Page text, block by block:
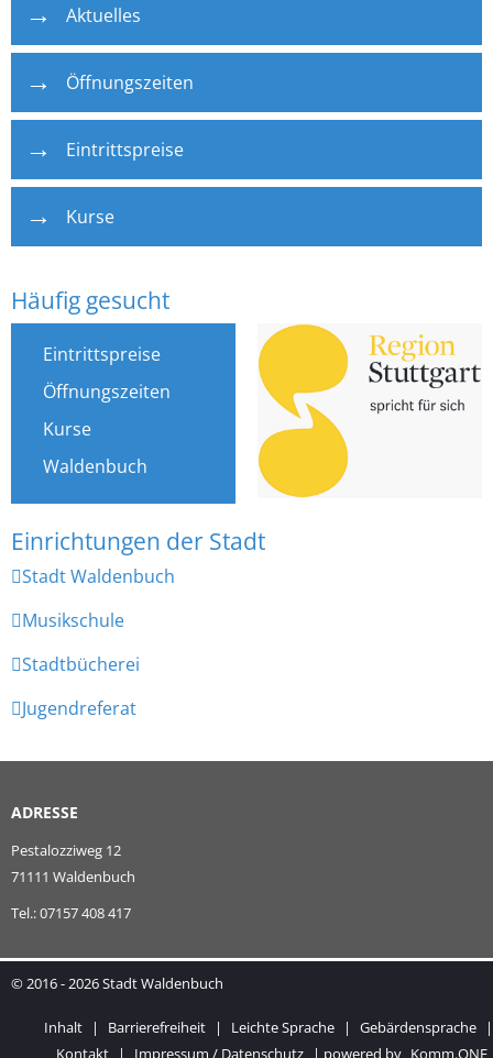
Aktuelles
Öffnungszeiten
Eintrittspreise
Kurse
Häufig gesucht
Eintrittspreise
Öffnungszeiten
Kurse
Waldenbuch
Stadt Waldenbuch
Musikschule
Stadtbücherei
Jugendreferat
ADRESSE
Pestalozziweg 12
71111 Waldenbuch
Tel.: 07157 408 417
© 2016 - 2026 Stadt Waldenbuch
Inhalt | Barrierefreiheit | Leichte Sprache | Gebärdensprache
|
Kontakt
| Impressum / Datenschutz | powered by Komm.ONE